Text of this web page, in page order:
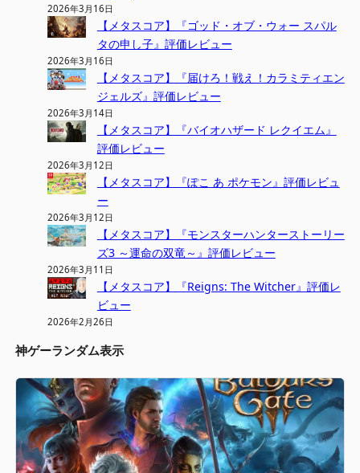
2026年3月16日
【メタスコア】『ゴッド・オブ・ウォー スパル
タの申し子』評価レビュー
2026年3月16日
【メタスコア】『届けろ！戦え！カラミティエン
ジェルズ』評価レビュー
2026年3月14日
【メタスコア】『バイオハザード レクイエム』
評価レビュー
2026年3月12日
【メタスコア】『ぽこ あ ポケモン』評価レビュ
ー
2026年3月12日
【メタスコア】『モンスターハンターストーリー
ズ3 ～運命の双竜～』評価レビュー
2026年3月11日
【メタスコア】『Reigns: The Witcher』評価レ
ビュー
2026年2月26日
神ゲーランダム表示